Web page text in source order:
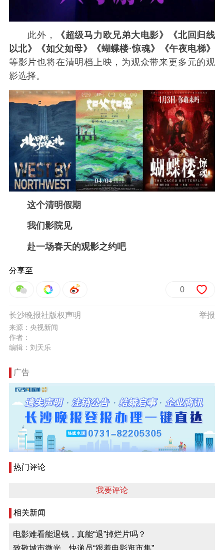
此外，
《超级马力欧兄弟大电影》《北回归线
以北》《如父如母》《蝴蝶楼·惊魂》《午夜电梯》
等影片也将在清明档上映，为观众带来更多元的观
影选择。
这个清明假期
我们影院见
赴一场春天的观影之约吧
分享至
0
举报
长沙晚报社版权声明
来源：央视新闻
作者：
编辑：刘天乐
广告
热门评论
我要评论
相关新闻
电影难看能退钱，真能“退”掉烂片吗？
致敬城市微光，快递员“跟着电影逛市集”